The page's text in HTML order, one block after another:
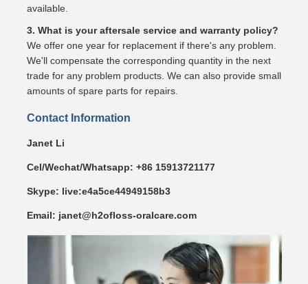
available.
3. What is your aftersale service and warranty policy?
We offer one year for replacement if there's any problem.
We'll compensate the corresponding quantity in the next
trade for any problem products. We can also provide small
amounts of spare parts for repairs.
Contact Information
Janet Li
Cel/Wechat/Whatsapp: +86 15913721177
Skype: live:e4a5ce44949158b3
Email: janet@h2ofloss-oralcare.com